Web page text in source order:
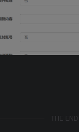
THE END